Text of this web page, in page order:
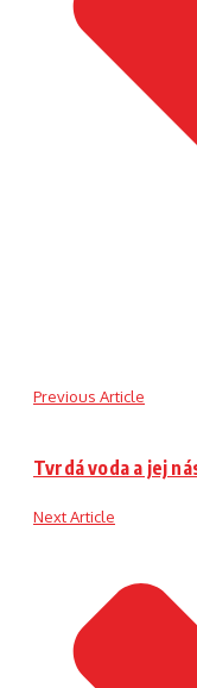
Previous Article
Tvrdá voda a jej
Next Article